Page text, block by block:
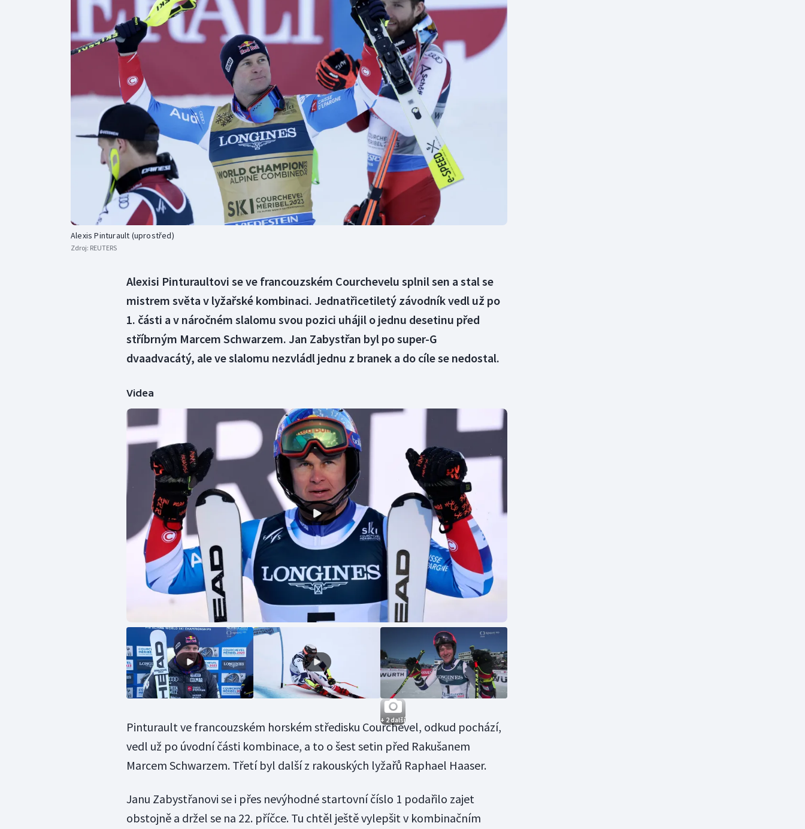
Curling
Dostihy
Golf
Gymnastika
Moderní pětiboj
Motorsport
Olympijské hry
Parasport
Plážový volejbal
Triatlon
Vodní slalom
Volejbal
Ostatní
Alexis Pinturault (uprostřed)
Zdroj: REUTERS
Alexisi Pinturaultovi se ve francouzském Courchevelu splnil sen a stal se
mistrem světa v lyžařské kombinaci. Jednatřicetiletý závodník vedl už po
1. části a v náročném slalomu svou pozici uhájil o jednu desetinu před
stříbrným Marcem Schwarzem. Jan Zabystřan byl po super-G
dvaadvacátý, ale ve slalomu nezvládl jednu z branek a do cíle se nedostal.
Videa
+ 2 další
Pinturault ve francouzském horském středisku Courchevel, odkud pochází,
vedl už po úvodní části kombinace, a to o šest setin před Rakušanem
Marcem Schwarzem. Třetí byl další z rakouských lyžařů Raphael Haaser.
Janu Zabystřanovi se i přes nevýhodné startovní číslo 1 podařilo zajet
obstojně a držel se na 22. příčce. Tu chtěl ještě vylepšit v kombinačním